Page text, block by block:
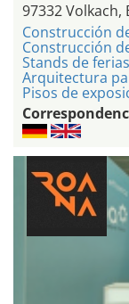
97332 Volkach,
Construcción
Construcción
Stands de ferias
Arquitectura
Pisos de